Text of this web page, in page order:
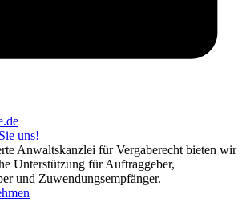
uns!
Anwaltskanzlei für Vergaberecht bieten wir
Unterstützung für Auftraggeber,
und Zuwendungsempfänger.